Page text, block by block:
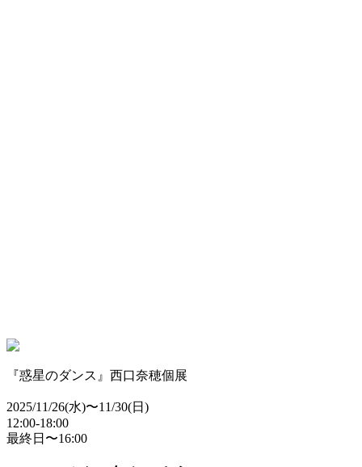
『惑星のダンス』西口奈穂個展
2025/11/26(水)〜11/30(日)
12:00-18:00
最終日〜16:00